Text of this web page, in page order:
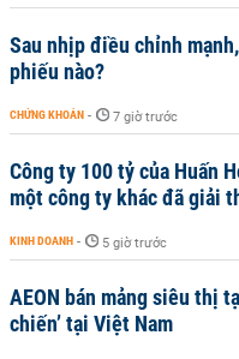
Sau nhịp điều chỉnh
phiếu nào?
CHỨNG KHOÁN - 7 giờ trước
Công ty 100 tỷ của Huấn
một công ty khác đã giải
KINH DOANH - 5 giờ trước
AEON bán mảng siêu thị
chiến’ tại Việt Nam